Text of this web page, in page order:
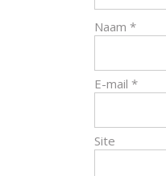
Naam *
E-mail *
Site